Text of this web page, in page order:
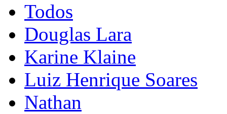
Todos
Douglas Lara
Karine Klaine
Luiz Henrique Soares
Nathan